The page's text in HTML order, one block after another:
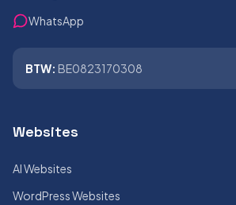
WhatsApp
BTW: BE0823170308
Websites
AI Websites
WordPress Websites